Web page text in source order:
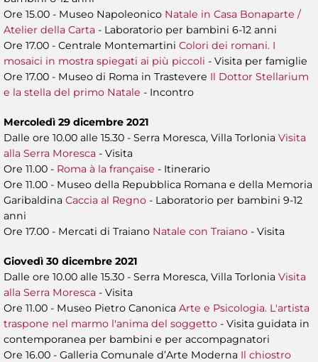
Ore 15.00 - Museo Napoleonico Natale in Casa Bonaparte /
Atelier della Carta - Laboratorio per bambini 6-12 anni
Ore 17.00 - Centrale Montemartini Colori dei romani. I
mosaici in mostra spiegati ai più piccoli - Visita per famiglie
Ore 17.00 - Museo di Roma in Trastevere Il Dottor Stellarium
e la stella del primo Natale - Incontro
Mercoledì 29 dicembre 2021
Dalle ore 10.00 alle 15.30 - Serra Moresca, Villa Torlonia Visita
alla Serra Moresca - Visita
Ore 11.00 - Roma à la française - Itinerario
Ore 11.00 - Museo della Repubblica Romana e della Memoria
Garibaldina Caccia al Regno - Laboratorio per bambini 9-12
anni
Ore 17.00 - Mercati di Traiano Natale con Traiano - Visita
Giovedì 30 dicembre 2021
Dalle ore 10.00 alle 15.30 - Serra Moresca, Villa Torlonia Visita
alla Serra Moresca - Visita
Ore 11.00 - Museo Pietro Canonica Arte e Psicologia. L'artista
traspone nel marmo l'anima del soggetto - Visita guidata in
contemporanea per bambini e per accompagnatori
Ore 16.00 - Galleria Comunale d’Arte Moderna Il chiostro